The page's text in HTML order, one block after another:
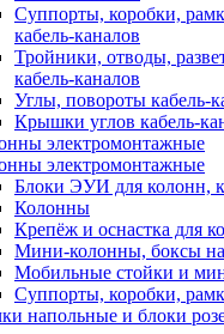
Суппорты, коробки,
кабель-каналов
Тройники, отводы,
кабель-каналов
Углы, повороты кабель-
Крышки углов кабель-
электромонтажные
электромонтажные
Блоки ЭУИ для колонн,
Колонны
Крепёж и оснастка для
Мини-колонны, боксы
Мобильные стойки и
Суппорты, коробки,
напольные и блоки